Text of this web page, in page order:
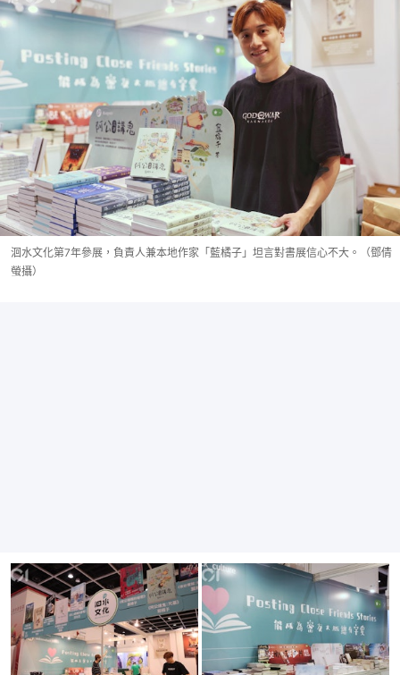
洄水文化第7年參展，負責人兼本地作家「藍橘子」坦言對書展信心不大。（鄧倩
螢攝）